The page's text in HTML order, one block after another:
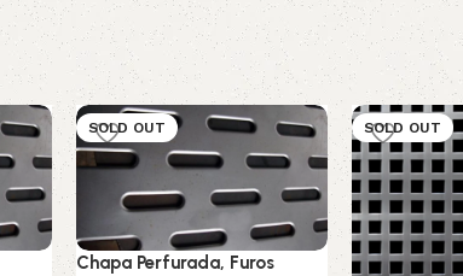
SOLD OUT
Chapa Perfurada, Furos
SOLD OUT